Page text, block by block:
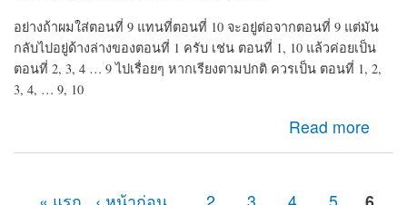
อย่างถ้าผมใส่ตอนที่ 9 แทนที่ตอนที่ 10 จะอยู่ต่อจากตอนที่ 9 แต่มัน
กลับไปอยู่ด้างล่างของตอนที่ 1 ครับ เช่น ตอนที่ 1, 10 แล้วค่อยเป็น
ตอนที่ 2, 3, 4 … 9 ไปเรื่อยๆ หากเรียงตามปกติ ควรเป็น ตอนที่ 1, 2,
3, 4, … 9, 10
Read more
about หาคนรับปรับแก้ Module CMS Drupal เกี่ยวกับ Book
Module